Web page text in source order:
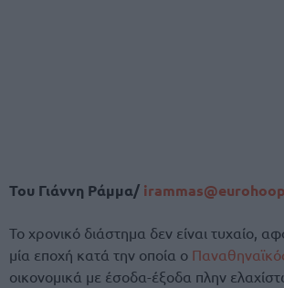
Του Γιάννη Ράμμα/
Το χρονικό διάστημα δεν είναι τυχαίο,
μία εποχή κατά την οποία ο
οικονομικά με έσοδα-έξοδα πλην